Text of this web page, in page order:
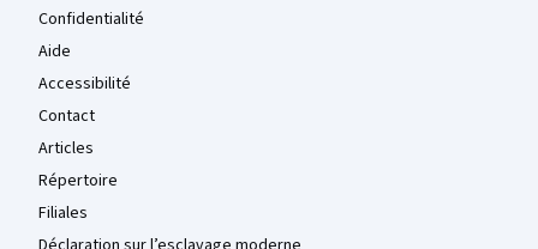
Confidentialité
Aide
Accessibilité
Contact
Articles
Répertoire
Filiales